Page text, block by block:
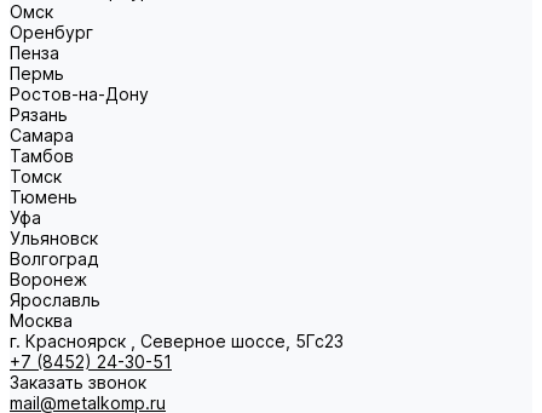
Омск
Оренбург
Пенза
Пермь
Ростов-на-Дону
Рязань
Самара
Тамбов
Томск
Тюмень
Уфа
Ульяновск
Волгоград
Воронеж
Ярославль
Москва
г. Красноярск , Северное шоссе, 5Гс23
+7 (8452) 24-30-51
Заказать звонок
mail@metalkomp.ru